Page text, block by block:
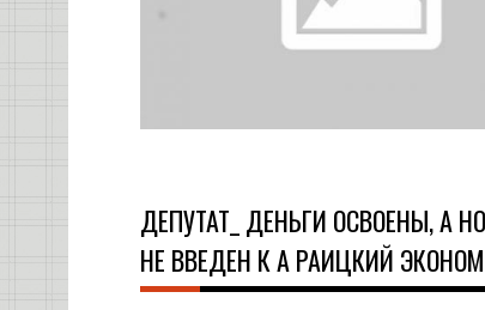
ДЕПУТАТ_ ДЕНЬГИ ОСВОЕНЫ, А
НЕ ВВЕДЕН К А РАИЦКИЙ